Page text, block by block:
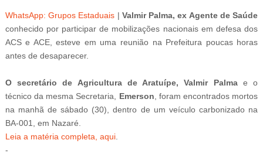
WhatsApp: Grupos Estaduais | Valmir Palma, ex Agente de Saúde
conhecido por participar de mobilizações nacionais em defesa dos
ACS e ACE, esteve em uma reunião na Prefeitura poucas horas
antes de desaparecer.
O secretário de Agricultura de Aratuípe, Valmir Palmae o
técnico da mesma Secretaria, Emerson , foram encontrados mortos
na manhã de sábado (30), dentro de um veículo carbonizado na
BA-001, em Nazaré.
Leia a matéria completa, aqui.
-